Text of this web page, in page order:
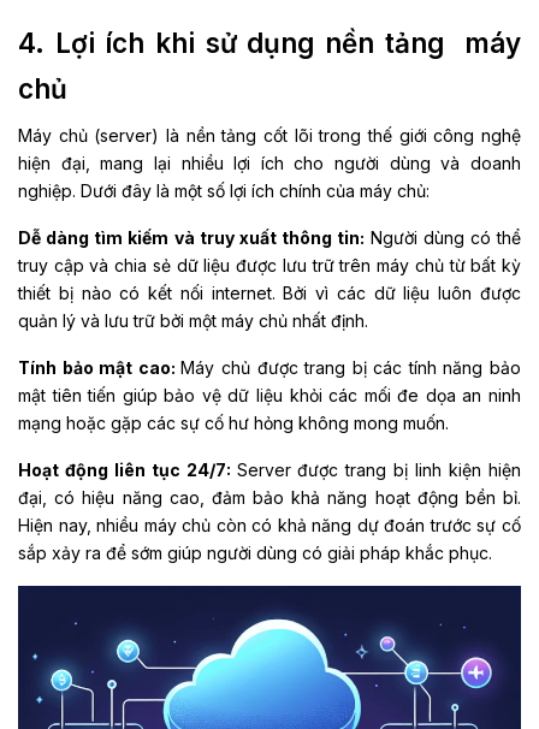
4. Lợi ích khi sử dụng nền tảng máy
chủ
Máy chủ (server) là nền tảng cốt lõi trong thế giới công nghệ
hiện đại, mang lại nhiều lợi ích cho người dùng và doanh
nghiệp. Dưới đây là một số lợi ích chính của máy chủ:
Dễ dàng tìm kiếm và truy xuất thông tin: Người dùng có thể
truy cập và chia sẻ dữ liệu được lưu trữ trên máy chủ từ bất kỳ
thiết bị nào có kết nối internet. Bởi vì các dữ liệu luôn được
quản lý và lưu trữ bởi một máy chủ nhất định.
Tính bảo mật cao:Máy chủ được trang bị các tính năng bảo
mật tiên tiến giúp bảo vệ dữ liệu khỏi các mối đe dọa an ninh
mạng hoặc gặp các sự cố hư hỏng không mong muốn.
Hoạt động liên tục 24/7: Server được trang bị linh kiện hiện
đại, có hiệu năng cao, đảm bảo khả năng hoạt động bền bỉ.
Hiện nay, nhiều máy chủ còn có khả năng dự đoán trước sự cố
sắp xảy ra để sớm giúp người dùng có giải pháp khắc phục.